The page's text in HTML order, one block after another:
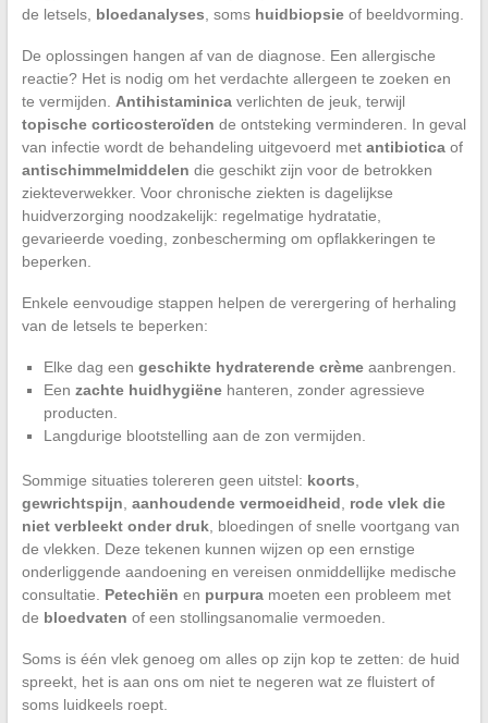
de letsels, bloedanalyses , soms huidbiopsieof beeldvorming.
De oplossingen hangen af van de diagnose. Een allergische
reactie? Het is nodig om het verdachte allergeen te zoeken en
te vermijden. Antihistaminicaverlichten de jeuk, terwijl
topische corticosteroïden de ontsteking verminderen. In geval
van infectie wordt de behandeling uitgevoerd met antibioticaof
antischimmelmiddelen die geschikt zijn voor de betrokken
ziekteverwekker. Voor chronische ziekten is dagelijkse
huidverzorging noodzakelijk: regelmatige hydratatie,
gevarieerde voeding, zonbescherming om opflakkeringen te
beperken.
Enkele eenvoudige stappen helpen de verergering of herhaling
van de letsels te beperken:
Elke dag een geschikte hydraterende crèmeaanbrengen.
Een zachte huidhygiënehanteren, zonder agressieve
producten.
Langdurige blootstelling aan de zon vermijden.
Sommige situaties tolereren geen uitstel: koorts
gewrichtspijn aanhoudende vermoeidheid
rode vlek die
niet verbleekt onder druk, bloedingen of snelle voortgang van
de vlekken. Deze tekenen kunnen wijzen op een ernstige
onderliggende aandoening en vereisen onmiddellijke medische
consultatie. Petechiën en purpuramoeten een probleem met
de bloedvaten of een stollingsanomalie vermoeden.
Soms is één vlek genoeg om alles op zijn kop te zetten: de huid
spreekt, het is aan ons om niet te negeren wat ze fluistert of
soms luidkeels roept.